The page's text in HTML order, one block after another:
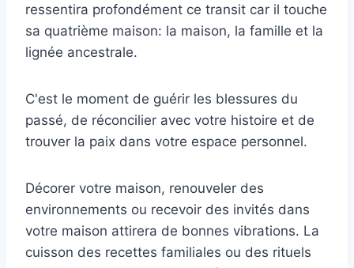
ressentira profondément ce transit car il touche
sa quatrième maison: la maison, la famille et la
lignée ancestrale.
C'est le moment de guérir les blessures du
passé, de réconcilier avec votre histoire et de
trouver la paix dans votre espace personnel.
Décorer votre maison, renouveler des
environnements ou recevoir des invités dans
votre maison attirera de bonnes vibrations. La
cuisson des recettes familiales ou des rituels